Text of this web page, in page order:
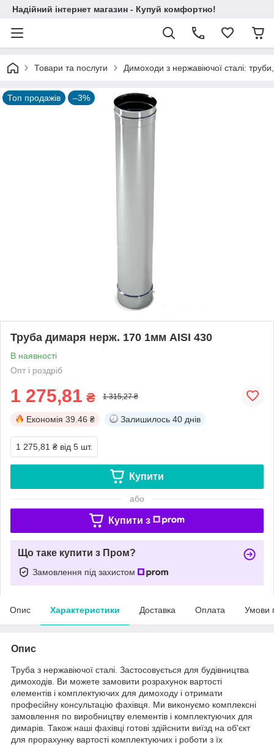
Надійний інтернет магазин - Купуй комфортно!
Товари та послуги Димоходи з нержавіючої сталі:
Топ продажів –3%
Труба димаря нерж. 170 1мм AISI 430
В наявності
Опт і роздріб
1 275,81 ₴ 1 315,27 ₴
Економія 39.46 ₴ Залишилось 40 днів
1 275,81 ₴ від 5 шт.
Купити
або
Купити з
Що таке купити з Пром?
Замовлення під захистом
Опис Характеристики Доставка Оплата Умови
Опис
Труба з нержавіючої сталі. Застосовується для будівництва
димоходів. Ви можете замовити розрахунок вартості
елементів і комплектуючих для димоходу і отримати
професійну консультацію фахівця. Ми виконуємо комплексні
замовлення по виробництву елементів і комплектуючих для
димарів. Також наші фахівці готові здійснити виїзд на об'єкт
для прорахунку вартості комплектуючих і роботи з їх